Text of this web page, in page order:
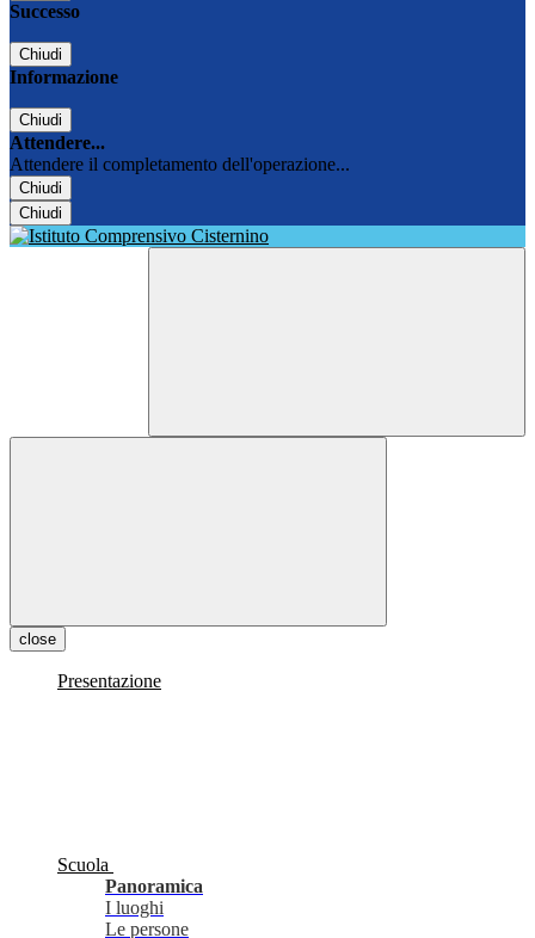
Successo
Chiudi
Informazione
Chiudi
Attendere...
Attendere il completamento dell'operazione...
Chiudi
Chiudi
close
Presentazione
Scuola
Panoramica
I luoghi
Le persone